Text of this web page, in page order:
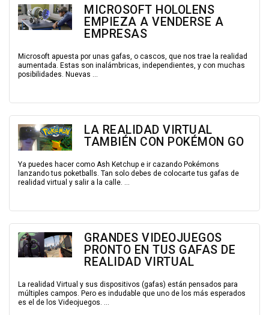
MICROSOFT HOLOLENS
EMPIEZA A VENDERSE A
EMPRESAS
Microsoft apuesta por unas gafas, o cascos, que nos trae la realidad
aumentada. Estas son inalámbricas, independientes, y con muchas
posibilidades. Nuevas ...
LA REALIDAD VIRTUAL
TAMBIÉN CON POKÉMON GO
Ya puedes hacer como Ash Ketchup e ir cazando Pokémons
lanzando tus poketballs. Tan solo debes de colocarte tus gafas de
realidad virtual y salir a la calle. ...
GRANDES VIDEOJUEGOS
PRONTO EN TUS GAFAS DE
REALIDAD VIRTUAL
La realidad Virtual y sus dispositivos (gafas) están pensados para
múltiples campos. Pero es indudable que uno de los más esperados
es el de los Videojuegos. ...